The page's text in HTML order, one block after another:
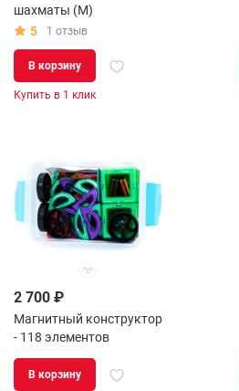
шахматы (M)
5
1 отзыв
В корзину
Купить в 1 клик
2 700 ₽
Магнитный конструктор
- 118 элементов
В корзину